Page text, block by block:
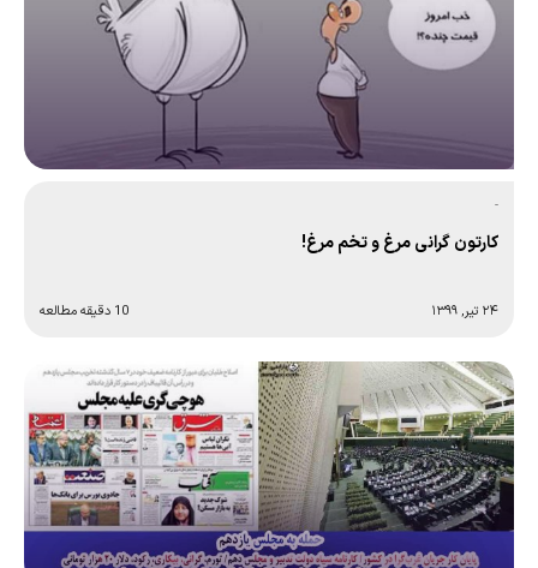
-
کارتون گرانی مرغ و تخم مرغ!
۲۴ تیر, ۱۳۹۹ 10 دقیقه مطالعه